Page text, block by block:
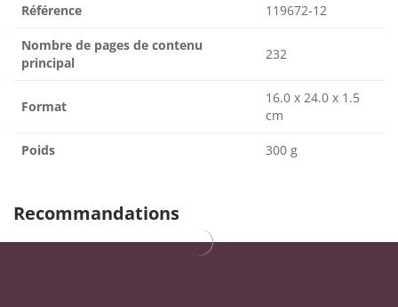
Référence 119672-12
Nombre de pages de contenu
principal
232
Format
16.0 x 24.0 x 1.5
cm
Poids 300 g
Recommandations